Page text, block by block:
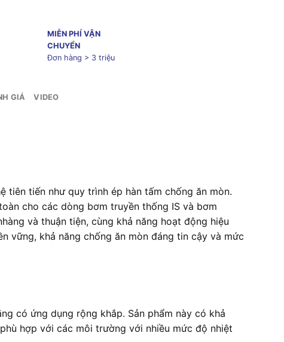
MIỄN PHÍ VẬN
CHUYỂN
Đơn hàng > 3 triệu
GIÁ VIDEO
tiến như quy trình ép hàn tấm chống ăn mòn.
cho các dòng bơm truyền thống IS và bơm
và thuận tiện, cùng khả năng hoạt động hiệu
vững, khả năng chống ăn mòn đáng tin cậy và mức
có ứng dụng rộng khắp. Sản phẩm này có khả
hợp với các môi trường với nhiều mức độ nhiệt